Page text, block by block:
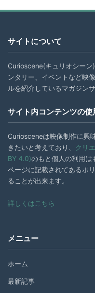
サイトについて
Curioscene(キュリオシーン
ンタリー、イベントなど映
ルを紹介しているマガジンサ
サイト内コンテンツの使
Curiosceneは映像制作に興
きたいと考えており、
クリ
BY 4.0)のもと個人の利用は
ページに記載されてあるポ
ることが出来ます。
詳しくはこちら
メニュー
ホーム
最新記事